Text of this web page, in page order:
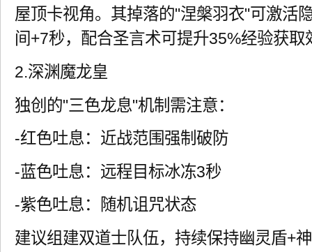
屋顶卡视角。其掉落的"涅槃羽衣"可激活
间+7秒，配合圣言术可提升35%经验获取
2.深渊魔龙皇
独创的"三色龙息"机制需注意：
-红色吐息：近战范围强制破防
-蓝色吐息：远程目标冰冻3秒
-紫色吐息：随机诅咒状态
建议组建双道士队伍，持续保持幽灵盾+